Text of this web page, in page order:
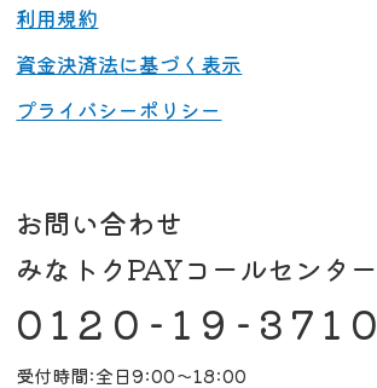
お問い合わせ
みなトクPAYコールセンター
0120-19-3710
受付時間:全日9:00～18:00
利用規約
資金決済法に基づく表示
プライバシーポリシー